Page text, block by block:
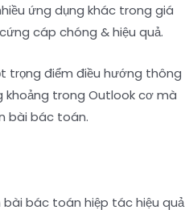
ứng dụng khác trong giá
cáp chóng & hiệu quả.
trọng điểm điều hướng thông
khoảng trong Outlook cơ mà
bài bác toán.
bài bác toán hiệp tác hiệu quả